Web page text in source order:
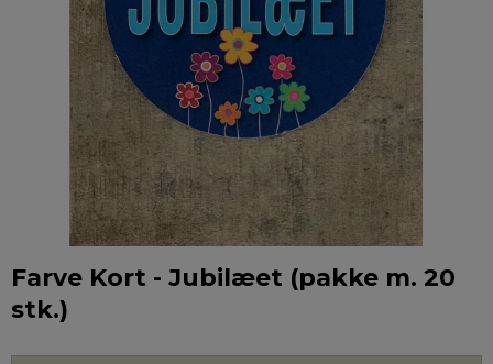
Farve Kort - Jubilæet (pakke m. 20
stk.)